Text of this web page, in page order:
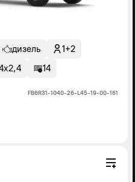
дизель
1+2
14
FВ6R31-1040-26-L45-19-00-161